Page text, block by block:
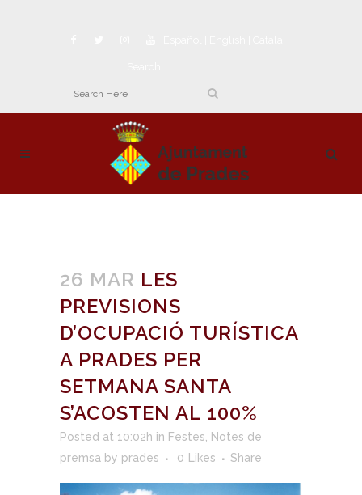
26 MAR LES
PREVISIONS
D’OCUPACIÓ TURÍSTICA
A PRADES PER
SETMANA SANTA
S’ACOSTEN AL 100%
Posted at 10:02h in Festes
Notes de
premsa by prades 0 Likes Share